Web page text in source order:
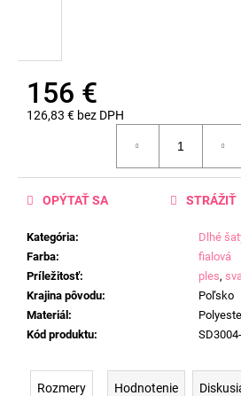
156 €
126,83 € bez DPH
Kategória:
Dlhé
Farba:
fialová
Príležitosť: ples,
Krajina pôvodu:
Poľsko
Materiál :
Kód produktu:
OPÝTAŤ SA STRÁŽIŤ
Rozmery Hodnotenie